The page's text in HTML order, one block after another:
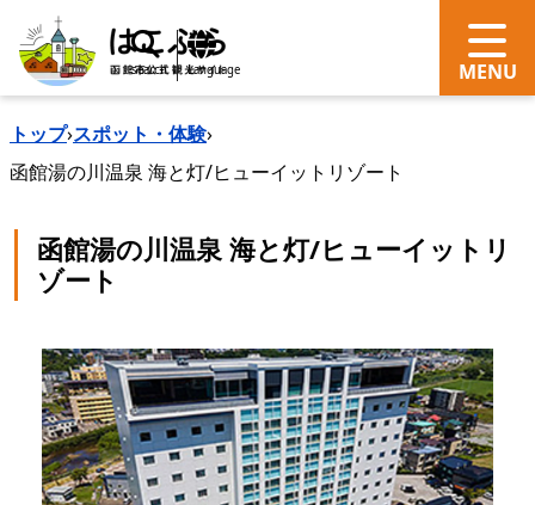
search Language
トップ›スポット・体験›
函館湯の川温泉 海と灯/ヒューイットリゾート
函館湯の川温泉 海と灯/ヒューイットリ
ゾート